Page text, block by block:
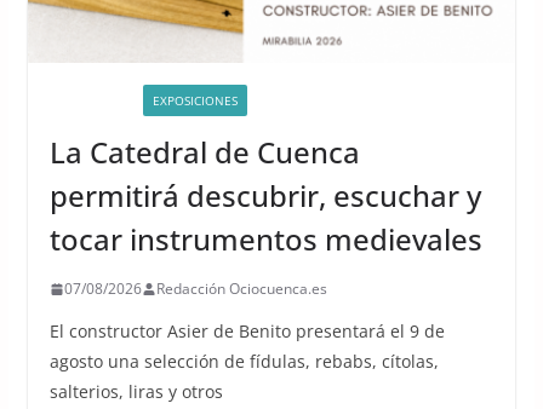
EXPOSICIONES
La Catedral de Cuenca
permitirá descubrir, escuchar y
tocar instrumentos medievales
07/08/2026 Redacción Ociocuenca.es
El constructor Asier de Benito presentará el 9 de
agosto una selección de fídulas, rebabs, cítolas,
salterios, liras y otros